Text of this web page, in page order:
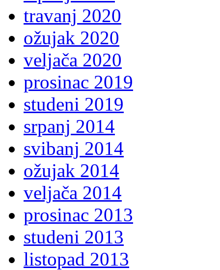
travanj 2020
ožujak 2020
veljača 2020
prosinac 2019
studeni 2019
srpanj 2014
svibanj 2014
ožujak 2014
veljača 2014
prosinac 2013
studeni 2013
listopad 2013